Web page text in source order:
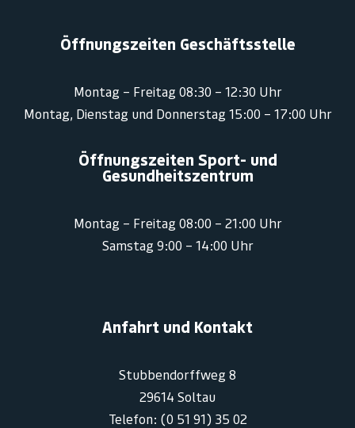
Öffnungszeiten Geschäftsstelle
Montag – Freitag 08:30 – 12:30 Uhr
Montag, Dienstag und Donnerstag 15:00 – 17:00 Uhr
Öffnungszeiten Sport- und
Gesundheitszentrum
Montag – Freitag 08:00 – 21:00 Uhr
Samstag 9:00 – 14:00 Uhr
Anfahrt und Kontakt
Stubbendorffweg 8
29614 Soltau
Telefon: (0 51 91) 35 02